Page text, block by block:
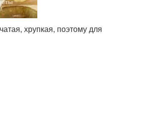
хрупкая, поэтому для